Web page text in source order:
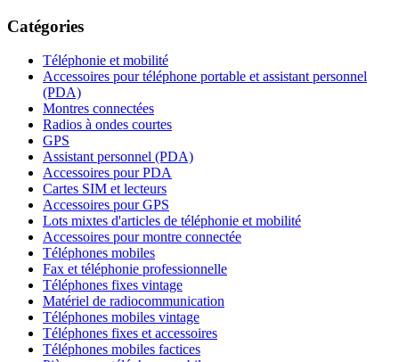
Catégories
Téléphonie et mobilité
Accessoires pour téléphone portable et assistant personnel
(PDA)
Montres connectées
Radios à ondes courtes
GPS
Assistant personnel (PDA)
Accessoires pour PDA
Cartes SIM et lecteurs
Accessoires pour GPS
Lots mixtes d'articles de téléphonie et mobilité
Accessoires pour montre connectée
Téléphones mobiles
Fax et téléphonie professionnelle
Téléphones fixes vintage
Matériel de radiocommunication
Téléphones mobiles vintage
Téléphones fixes et accessoires
Téléphones mobiles factices